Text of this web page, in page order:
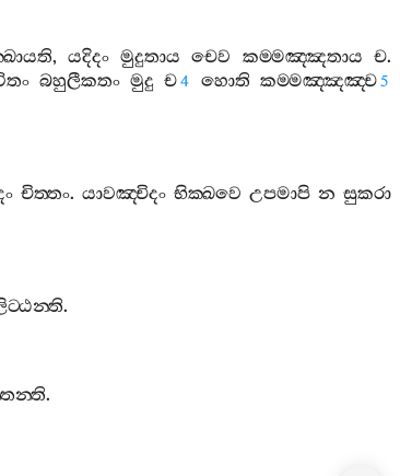
, යදිදං මුදුතාය චෙව කම‍්මඤ‍්ඤතාය ච.
බහුලීකතං මුදු ච 4 හොති කම‍්මඤ‍්ඤඤ‍්ච5
චිත‍්තං. යාවඤ‍්චිදං භික‍්ඛවෙ උපමාපි න සුකරා
.
.